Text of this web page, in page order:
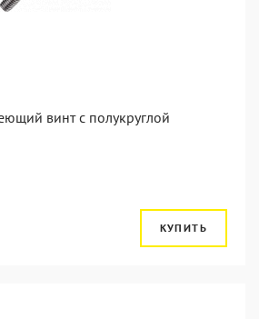
винт с полукруглой
КУПИТЬ